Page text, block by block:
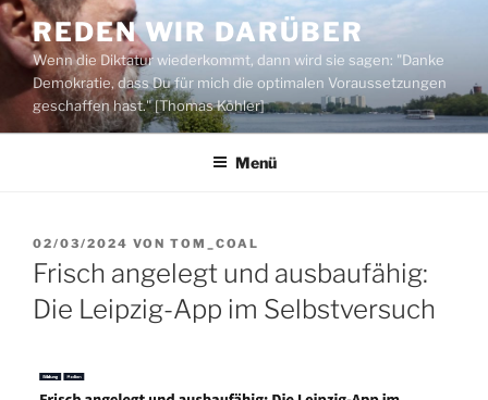
Zum
Inhalt
springen
REDEN WIR DARÜBER
Wenn die Diktatur wiederkommt, dann wird sie sagen: "Danke
Demokratie, dass Du für mich die optimalen Voraussetzungen
geschaffen hast." [Thomas Köhler]
Menü
VERÖFFENTLICHT
AM
02/03/2024 VON TOM_COAL
Frisch angelegt und ausbaufähig:
Die Leipzig-App im Selbstversuch